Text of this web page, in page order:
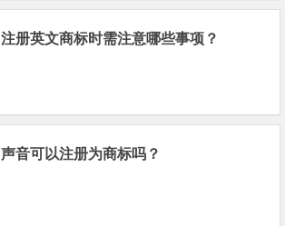
注册英文商标时需注意哪些事项？
声音可以注册为商标吗？